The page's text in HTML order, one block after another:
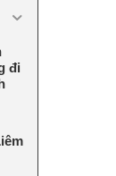
đi